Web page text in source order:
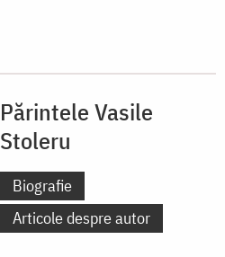
Părintele Vasile
Stoleru
Biografie
Articole despre autor